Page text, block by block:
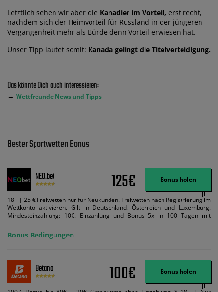
Letztlich sehen wir aber die Kanadier im Vorteil, erst recht,
nachdem sich der Heimvorteil für Russland in der jüngeren
Vergangenheit mehr als Bürde denn Vorteil erwiesen hat.
Unser Tipp lautet somit: Kanada gelingt die Titelverteidigung.
Das könnte Dich auch interessieren:
→ Wettfreunde News und Tipps
Bester Sportwetten Bonus
NEO.bet 125€ Bonus holen
18+ | 25 € Freiwetten nur für Neukunden. Freiwetten nach Registrierung im
Wettkonto aktivieren. Gilt in Deutschland, Österreich und Luxemburg.
Mindesteinzahlung: 10€. Einzahlung und Bonus 5x in 100 Tagen mit
Bedingungen können geändert werden. AGB gelten. Lizenziert; Hilfe bei
Suchtrisiken: buwei.de.
Bonus Bedingungen
Betano 100€ Bonus holen